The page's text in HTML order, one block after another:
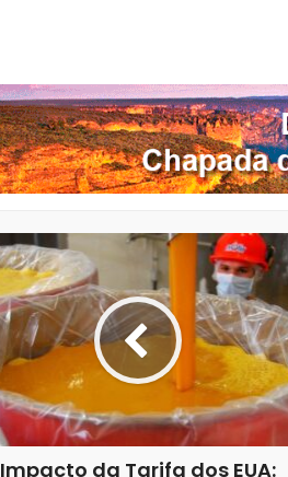
Impacto da Tarifa dos EUA: